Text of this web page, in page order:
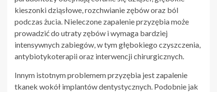
kieszonki dziąsłowe, rozchwianie zębów oraz ból
podczas żucia. Nieleczone zapalenie przyzębia może
prowadzić do utraty zębów i wymaga bardziej
intensywnych zabiegów, w tym głębokiego czyszczenia,
antybiotykoterapii oraz interwencji chirurgicznych.
Innym istotnym problemem przyzębia jest zapalenie
tkanek wokół implantów dentystycznych. Podobnie jak